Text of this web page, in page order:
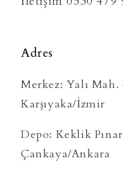
Adres
Merkez: Yalı Mah.
Karşıyaka/İzmir
Depo: Keklik
Çankaya/Ankara